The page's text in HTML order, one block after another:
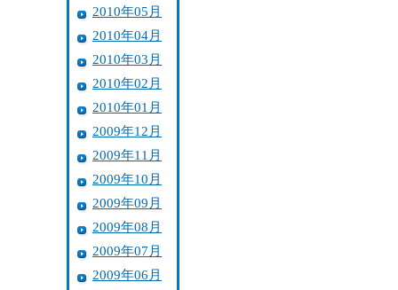
2010年05月
2010年04月
2010年03月
2010年02月
2010年01月
2009年12月
2009年11月
2009年10月
2009年09月
2009年08月
2009年07月
2009年06月